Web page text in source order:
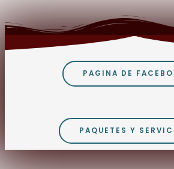
PAGINA DE
PAQUETES Y